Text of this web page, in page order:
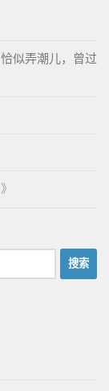
似弄潮儿，曾过
》